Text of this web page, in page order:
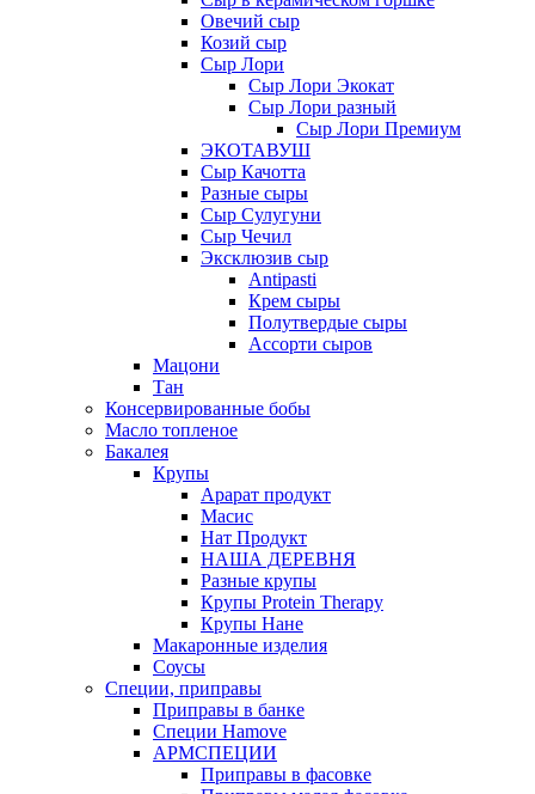
Овечий сыр
Козий сыр
Сыр Лори
Сыр Лори Экокат
Сыр Лори разный
Сыр Лори Премиум
ЭКОТАВУШ
Сыр Качотта
Разные сыры
Сыр Сулугуни
Сыр Чечил
Эксклюзив сыр
Antipasti
Крем сыры
Полутвердые сыры
Ассорти сыров
Мацони
Тан
Консервированные бобы
Масло топленое
Бакалея
Крупы
Арарат продукт
Масис
Нат Продукт
НАША ДЕРЕВНЯ
Разные крупы
Крупы Protein Therapy
Крупы Нане
Макаронные изделия
Соусы
Специи, приправы
Приправы в банке
Специи Hamove
АРМСПЕЦИИ
Приправы в фасовке